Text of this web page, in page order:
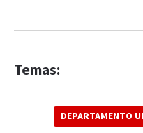
Temas:
DEPARTAMENTO